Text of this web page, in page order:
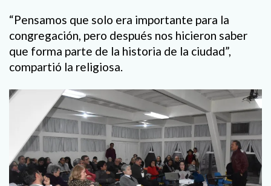
“Pensamos que solo era importante para la
congregación, pero después nos hicieron saber
que forma parte de la historia de la ciudad”,
compartió la religiosa.